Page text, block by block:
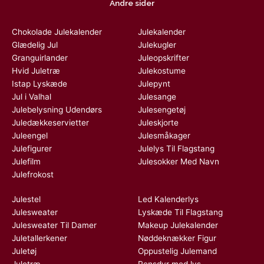
Andre sider
Chokolade Julekalender
Glædelig Jul
Granguirlander
Hvid Juletræ
Istap Lyskæde
Jul i Valhal
Julebelysning Udendørs
Juledækkeservietter
Juleengel
Julefigurer
Julefilm
Julefrokost
Julekalender
Julekugler
Juleopskrifter
Julekostume
Julepynt
Julesange
Julesengetøj
Juleskjorte
Julesmåkager
Julelys Til Flagstang
Julesokker Med Navn
Julestel
Julesweater
Julesweater Til Damer
Juletallerkener
Juletøj
Led Kalenderlys
Lyskæde Til Flagstang
Makeup Julekalender
Nøddeknækker Figur
Oppustelig Julemand